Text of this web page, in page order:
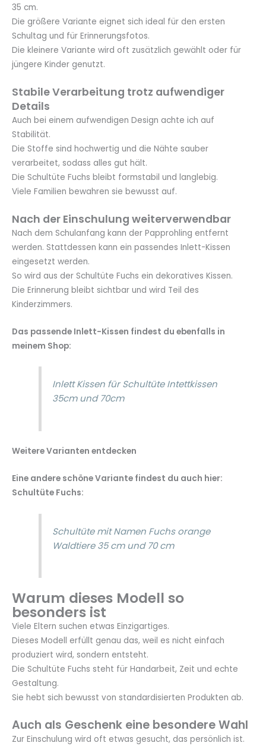
35 cm.
Die größere Variante eignet sich ideal für den ersten
Schultag und für Erinnerungsfotos.
Die kleinere Variante wird oft zusätzlich gewählt oder für
jüngere Kinder genutzt.
Stabile Verarbeitung trotz aufwendiger
Details
Auch bei einem aufwendigen Design achte ich auf
Stabilität.
Die Stoffe sind hochwertig und die Nähte sauber
verarbeitet, sodass alles gut hält.
Die Schultüte Fuchs bleibt formstabil und langlebig.
Viele Familien bewahren sie bewusst auf.
Nach der Einschulung weiterverwendbar
Nach dem Schulanfang kann der Papprohling entfernt
werden. Stattdessen kann ein passendes Inlett-Kissen
eingesetzt werden.
So wird aus der Schultüte Fuchs ein dekoratives Kissen.
Die Erinnerung bleibt sichtbar und wird Teil des
Kinderzimmers.
Das passende Inlett-Kissen findest du ebenfalls in
meinem Shop:
Inlett Kissen für Schultüte Intettkissen
35cm und 70cm
Weitere Varianten entdecken
Eine andere schöne Variante findest du auch hier:
Schultüte Fuchs:
Schultüte mit Namen Fuchs orange
Waldtiere 35 cm und 70 cm
Warum dieses Modell so
besonders ist
Viele Eltern suchen etwas Einzigartiges.
Dieses Modell erfüllt genau das, weil es nicht einfach
produziert wird, sondern entsteht.
Die Schultüte Fuchs steht für Handarbeit, Zeit und echte
Gestaltung.
Sie hebt sich bewusst von standardisierten Produkten ab.
Auch als Geschenk eine besondere Wahl
Zur Einschulung wird oft etwas gesucht, das persönlich ist.